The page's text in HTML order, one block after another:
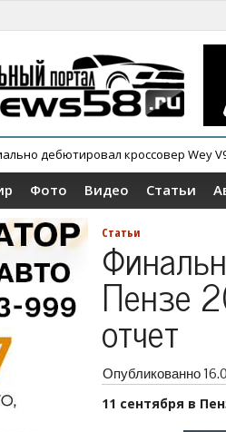
снял с конвейера кроссовер Tenet T4
Фото Видео Статьи
Статьи
Пензе
отчет
Опубликованно
11 сентября в